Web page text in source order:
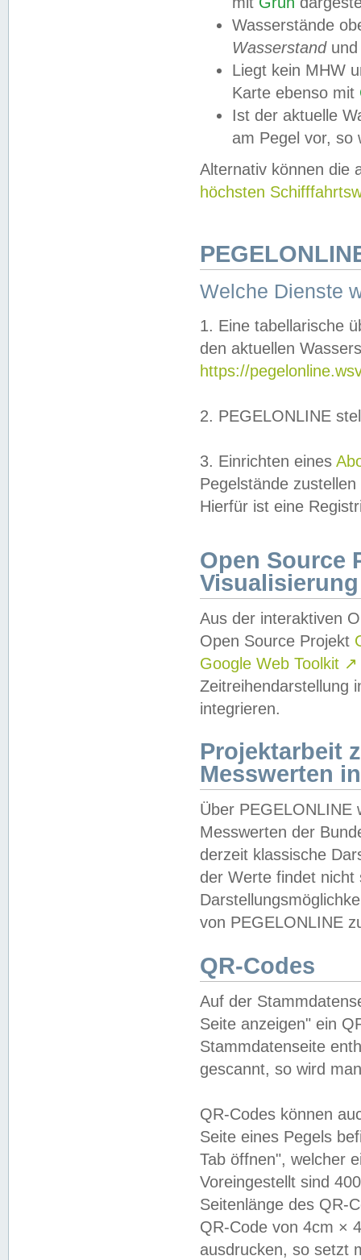
Wasserstände
Wasserstandund
Liegt kein MHW
Karte ebenso mit
Ist der aktuelle
am Pegel vor,
Alternativ können die
höchsten
Welche Dienste
1. Eine tabellarische
den aktuellen
https://
2. PEGELONLINE
3. Einrichten eines
Pegelstände
Hierfür ist eine
Open Source
Visualisierung
Aus der interaktiven
Open Source Projekt
Google Web Toolkit ↗
Zeitreihendarstellung
integrieren.
Projektarbeit
Messwerten
Über PEGELONLINE
Messwerten der
derzeit klassische
der Werte findet
von PEGELONLINE
QR-Codes
Auf der
Seite anzeigen" ein
Stammdatenseite
gescannt, so wird
QR-Codes können
Seite eines Pegels
Tab öffnen", welcher
Voreingestellt sind
Seitenlänge des QR-
QR-Code von 4cm ×
ausdrucken, so setzt